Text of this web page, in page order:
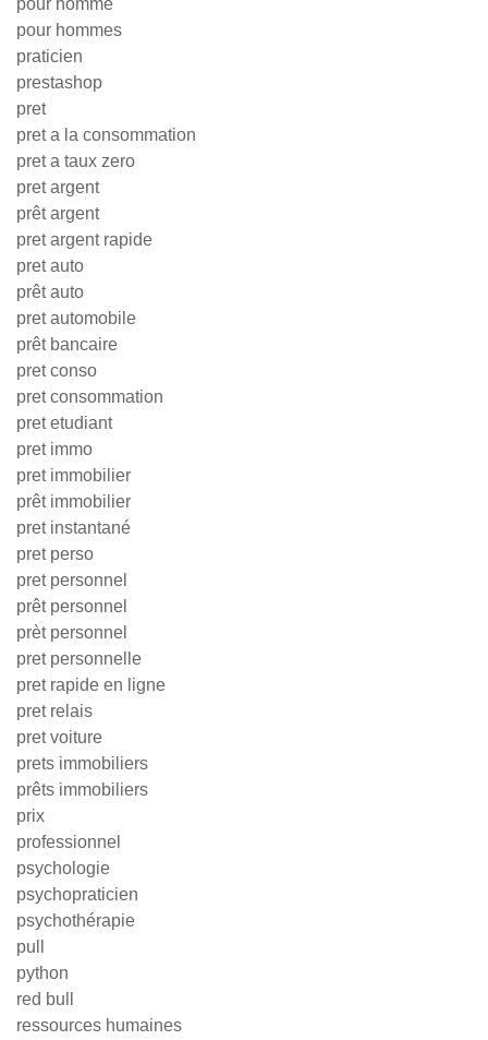
pour hommes
praticien
prestashop
pret
pret a la consommation
pret a taux zero
pret argent
prêt argent
pret argent rapide
pret auto
prêt auto
pret automobile
prêt bancaire
pret conso
pret consommation
pret etudiant
pret immo
pret immobilier
prêt immobilier
pret instantané
pret perso
pret personnel
prêt personnel
prèt personnel
pret personnelle
pret rapide en ligne
pret relais
pret voiture
prets immobiliers
prêts immobiliers
prix
professionnel
psychologie
psychopraticien
psychothérapie
pull
python
red bull
ressources humaines